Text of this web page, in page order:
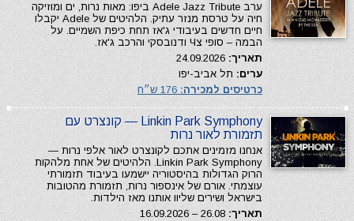
ערב Adele Jazz Tribute ביפו: מאות נרות, ים ומוזיקה
חיה על טרסת מנזר עתיק. הלהיטים של Adele יקבלו
חיים חדשים בעיבודי ג'אז תחת כיפת השמיים. על
הבמה – סופי צЧ ודנובסקי והרכב ג'אז.
תאריך:
ערים: תל אביב-יפו
כרטיסים למכירה:
Linkin Park Symphony — קונצרט עם
תזמורת לאור נרות
אנחנו מזמינים אתכם לקונצרט לאור אלפי נרות —
Linkin Park Symphony. הלהיטים של אחת מלהקות
הרוק הגדולות בהיסטוריה יישמעו בעיבוד תזמורתי
עוצמתי. אורם של אינספור נרות, תזמורת מהטובות
בישראל ושירים שליוו אותנו מאז הילדות.
תאריך: